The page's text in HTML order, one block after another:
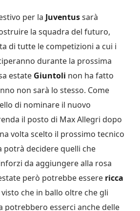
per la Juventussarà
la squadra del futuro,
di tutte le competizioni a cui i
durante la prossima
estate Giuntoli non ha fatto
non sarà lo stesso. Come
di nominare il nuovo
il posto di Max Allegri dopo
volta scelto il prossimo tecnico
potrà decidere quelli che
da aggiungere alla rosa
però potrebbe essere ricca
visto che in ballo oltre che gli
potrebbero esserci anche delle